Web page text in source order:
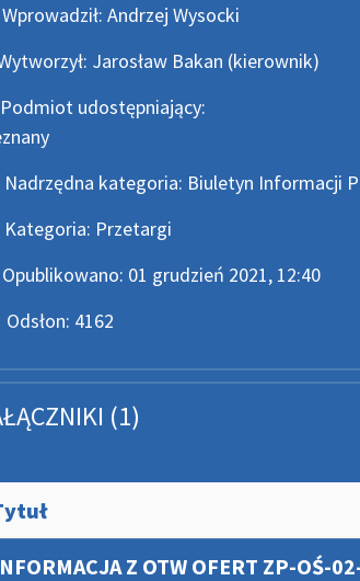
Wprowadził: Andrzej Wysocki
Jarosław Bakan (kierownik)
udostępniający
Podmiot udostępniający:
kategoria
Nadrzędna kategoria: Biuletyn Informacji
Kategoria: Przetargi
publikacji
Opublikowano: 01 grudzień 2021, 12:40
Odsłon: 4162
(1)
Z OTW OFERT ZP-OŚ-